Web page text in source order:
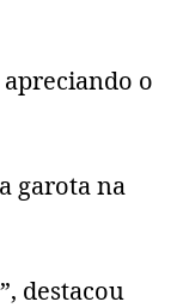
apreciando o
garota na
destacou